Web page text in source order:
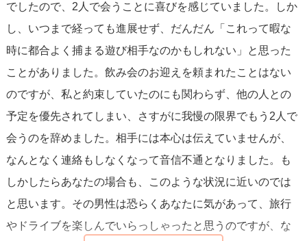
でしたので、2人で会うことに喜びを感じていました。しか
し、いつまで経っても進展せず、だんだん「これって暇な
時に都合よく捕まる遊び相手なのかもしれない」と思った
ことがありました。飲み会のお迎えを頼まれたことはない
のですが、私と約束していたのにも関わらず、他の人との
予定を優先されてしまい、さすがに我慢の限界でもう2人で
会うのを辞めました。相手には本心は伝えていませんが、
なんとなく連絡もしなくなって音信不通となりました。も
しかしたらあなたの場合も、このような状況に近いのでは
と思います。その男性は恐らくあなたに気があって、旅行
やドライブを楽しんでいらっしゃったと思うのですが、な